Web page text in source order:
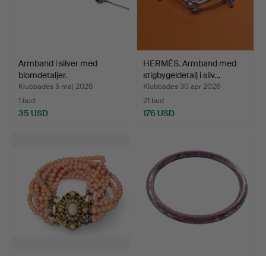
Armband i silver med
blomdetaljer.
Klubbades 5 maj 2026
1 bud
35 USD
HERMÈS. Armband med
stigbygeldetalj i silv…
Klubbades 30 apr 2026
21 bud
176 USD